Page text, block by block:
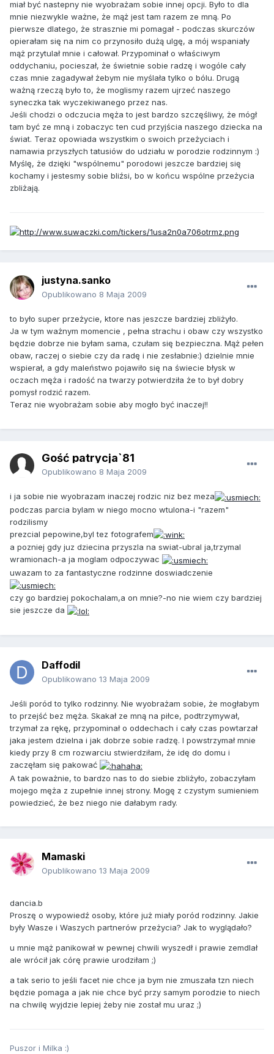
miał być nastepny nie wyobrażam sobie innej opcji. Było to dla
mnie niezwykle ważne, że mąż jest tam razem ze mną. Po
pierwsze dlatego, że strasznie mi pomagał - podczas skurczów
opierałam się na nim co przynosiło dużą ulgę, a mój wspaniały
mąż przytulał mnie i całował. Przypominał o właściwym
oddychaniu, pocieszał, że świetnie sobie radzę i wogóle cały
czas mnie zagadywał żebym nie myślała tylko o bólu. Drugą
ważną rzeczą było to, że moglismy razem ujrzeć naszego
syneczka tak wyczekiwanego przez nas.
Jeśli chodzi o odczucia męża to jest bardzo szczęśliwy, że mógł
tam być ze mną i zobaczyc ten cud przyjścia naszego dziecka na
świat. Teraz opowiada wszystkim o swoich przeżyciach i
namawia przyszłych tatusiów do udziału w porodzie rodzinnym :)
Myślę, że dzięki "wspólnemu" porodowi jeszcze bardziej się
kochamy i jestesmy sobie bliźsi, bo w końcu wspólne przeżycia
zbliżają.
justyna.sanko
Opublikowano 8 Maja 2009
to było super przeżycie, ktore nas jeszcze bardziej zbliżyło.
Ja w tym ważnym momencie , pełna strachu i obaw czy wszystko
będzie dobrze nie byłam sama, czułam się bezpieczna. Mąż pełen
obaw, raczej o siebie czy da radę i nie zesłabnie:) dzielnie mnie
wspierał, a gdy maleństwo pojawiło się na świecie błysk w
oczach męża i radość na twarzy potwierdziła że to był dobry
pomysł rodzić razem.
Teraz nie wyobrażam sobie aby mogło być inaczej!!
Gość patrycja`81
Opublikowano 8 Maja 2009
i ja sobie nie wyobrazam inaczej rodzic niz bez meza
podczas parcia bylam w niego mocno wtulona-i "razem"
rodzilismy
prezcial pepowine,byl tez fotografem
a pozniej gdy juz dziecina przyszla na swiat-ubral ja,trzymal
wramionach-a ja moglam odpoczywac
uwazam to za fantastyczne rodzinne doswiadczenie
czy go bardziej pokochalam,a on mnie?-no nie wiem czy bardziej
sie jeszcze da
Daffodil
Opublikowano 13 Maja 2009
Jeśli poród to tylko rodzinny. Nie wyobrażam sobie, że mogłabym
to przejść bez męża. Skakał ze mną na piłce, podtrzymywał,
trzymał za rękę, przypominał o oddechach i cały czas powtarzał
jaka jestem dzielna i jak dobrze sobie radzę. I powstrzymał mnie
kiedy przy 8 cm rozwarciu stwierdziłam, że idę do domu i
zaczęłam się pakować
A tak poważnie, to bardzo nas to do siebie zbliżyło, zobaczyłam
mojego męża z zupełnie innej strony. Mogę z czystym sumieniem
powiedzieć, że bez niego nie dałabym rady.
Mamaski
Opublikowano 13 Maja 2009
dancia.b
Proszę o wypowiedź osoby, które już miały poród rodzinny. Jakie
były Wasze i Waszych partnerów przeżycia? Jak to wyglądało?
u mnie mąż panikował w pewnej chwili wyszedł i prawie zemdlał
ale wrócił jak córę prawie urodziłam ;)
a tak serio to jeśli facet nie chce ja bym nie zmuszała tzn niech
będzie pomaga a jak nie chce być przy samym porodzie to niech
na chwilę wyjdzie lepiej żeby nie został mu uraz ;)
Puszor i Milka :)